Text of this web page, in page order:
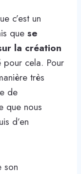
c’est un
que se
la création
pour cela. Pour
très
de
que nous
d’en
son